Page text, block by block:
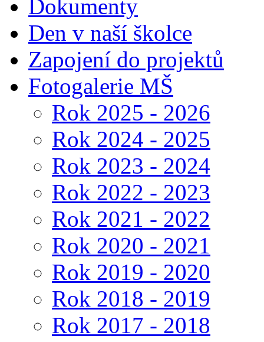
Dokumenty
Den v naší školce
Zapojení do projektů
Fotogalerie MŠ
Rok 2025 - 2026
Rok 2024 - 2025
Rok 2023 - 2024
Rok 2022 - 2023
Rok 2021 - 2022
Rok 2020 - 2021
Rok 2019 - 2020
Rok 2018 - 2019
Rok 2017 - 2018